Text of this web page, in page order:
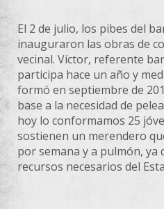
El 2 de julio, los pibes del
inauguraron las obras de
vecinal. Víctor, referente
participa hace un año y
formó en septiembre de
base a la necesidad de
hoy lo conformamos 25
sostienen un merendero
por semana y a pulmón, ya
recursos necesarios del